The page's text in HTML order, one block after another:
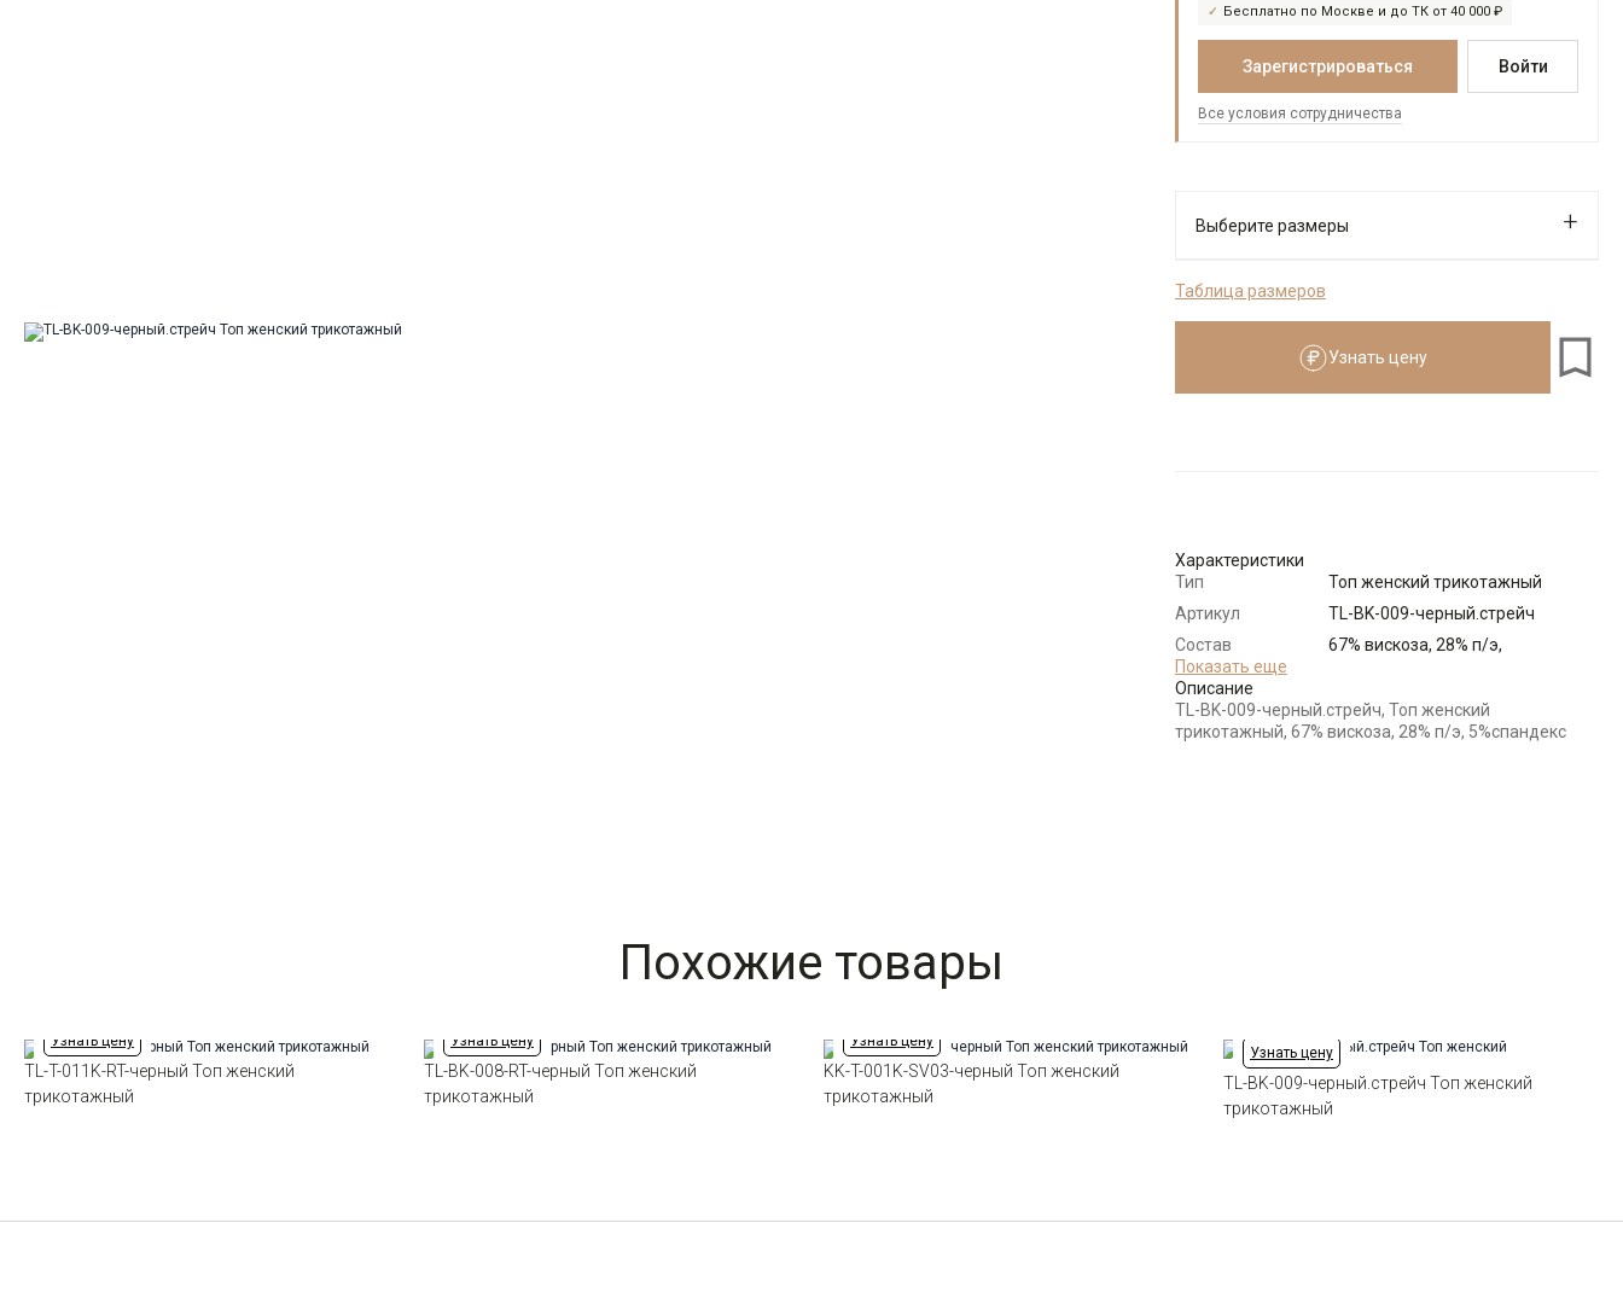
Бесплатно по Москве и до ТК от 40 000 ₽
Зарегистрироваться Войти
Все условия сотрудничества
Выберите размеры
Размеры для роста
Размер Количество Доступно
Выбрать размерный ряд
по 1 шт каждого доступного размера
Таблица размеров
Узнать цену
Характеристики
Тип
Топ женский трикотажный
Артикул
TL-BK-009-черный.стрейч
Состав
сырья
67% вискоза, 28% п/э,
Бренд
Цвет
Черный
Показать еще
Описание
TL-BK-009-черный.стрейч, Топ женский
трикотажный, 67% вискоза, 28% п/э, 5%спандекс
Похожие товары
Узнать цену
TL-T-011K-RT-черный Топ женский
трикотажный
Узнать цену
TL-BK-008-RT-черный Топ женский
трикотажный
Узнать цену
KK-T-001K-SV03-черный Топ женский
трикотажный
Узнать цену
TL-BK-009-черный.стрейч Топ женский
трикотажный